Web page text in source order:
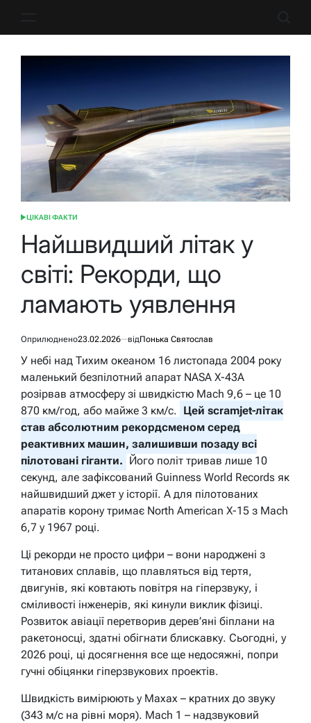
ОПУБЛІКУВАТИ
ЦІКАВІ ФАКТИ
Найшвидший літак у
світі: Рекорди, що
ламають уявлення
Оприлюднено23.02.2026 відПонька Святослав
У небі над Тихим океаном 16 листопада 2004 року
маленький безпілотний апарат NASA X-43A
розірвав атмосферу зі швидкістю Mach 9,6 – це 10
870 км/год, або майже 3 км/с. Цей scramjet-літак
став абсолютним рекордсменом серед
реактивних машин, залишивши позаду всі
пілотовані гіганти. Його політ тривав лише 10
секунд, але зафіксований Guinness World Records як
найшвидший джет у історії. А для пілотованих
апаратів корону тримає North American X-15 з Mach
6,7 у 1967 році.
Ці рекорди не просто цифри – вони народжені з
титанових сплавів, що плавляться від тертя,
двигунів, які ковтають повітря на гіперзвуку, і
сміливості інженерів, які кинули виклик фізиці.
Розвиток авіації перетворив дерев’яні біплани на
ракетоносці, здатні обігнати блискавку. Сьогодні, у
2026 році, ці досягнення все ще недосяжні, попри
гучні обіцянки гіперзвукових проектів.
Швидкість вимірюють у Махах – кратних до звуку
(343 м/с на рівні моря). Mach 1 – надзвуковий